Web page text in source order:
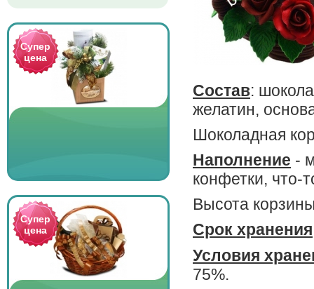
Супер
цена
Супер
цена
Состав:
желатин,
Шоколадная
Наполнение -
конфетки, что-
Высота
Срок хранения
Условия
75%.